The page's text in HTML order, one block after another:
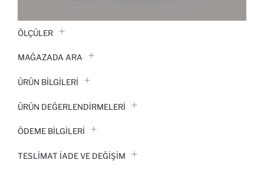
ÖLÇÜLER
MAĞAZADA ARA
ÜRÜN BILGILERI
ÜRÜN DEĞERLENDİRMELERİ
ÖDEME BİLGİLERİ
TESLIMAT İADE VE DEĞIŞIM